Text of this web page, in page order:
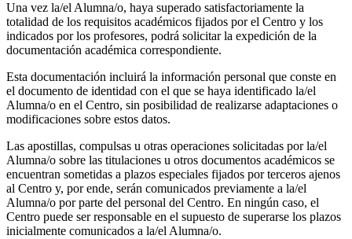
Una vez la/el Alumna/o, haya superado satisfactoriamente la
totalidad de los requisitos académicos fijados por el Centro y los
indicados por los profesores, podrá solicitar la expedición de la
documentación académica correspondiente.
Esta documentación incluirá la información personal que conste en
el documento de identidad con el que se haya identificado la/el
Alumna/o en el Centro, sin posibilidad de realizarse adaptaciones o
modificaciones sobre estos datos.
Las apostillas, compulsas u otras operaciones solicitadas por la/el
Alumna/o sobre las titulaciones u otros documentos académicos se
encuentran sometidas a plazos especiales fijados por terceros ajenos
al Centro y, por ende, serán comunicados previamente a la/el
Alumna/o por parte del personal del Centro. En ningún caso, el
Centro puede ser responsable en el supuesto de superarse los plazos
inicialmente comunicados a la/el Alumna/o.